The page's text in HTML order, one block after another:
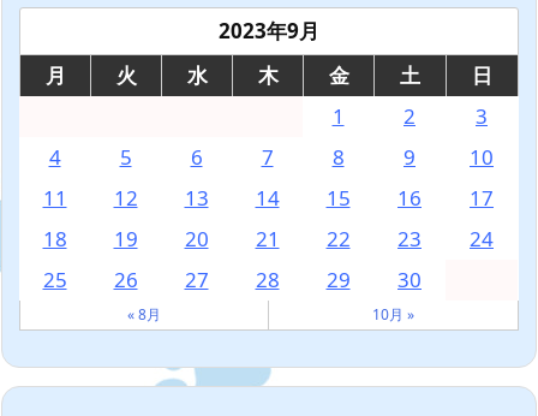
2023年9月
月
火 水 木 金 土
日
1
2
3
4
5 6 7 8 9
10
11
12 13 14 15 16
17
18
19 20 21 22 23
24
25
26 27 28 29 30
« 8月 10月 »